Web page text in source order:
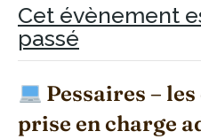
Cet évènement
passé
Pessaires –
prise en charge